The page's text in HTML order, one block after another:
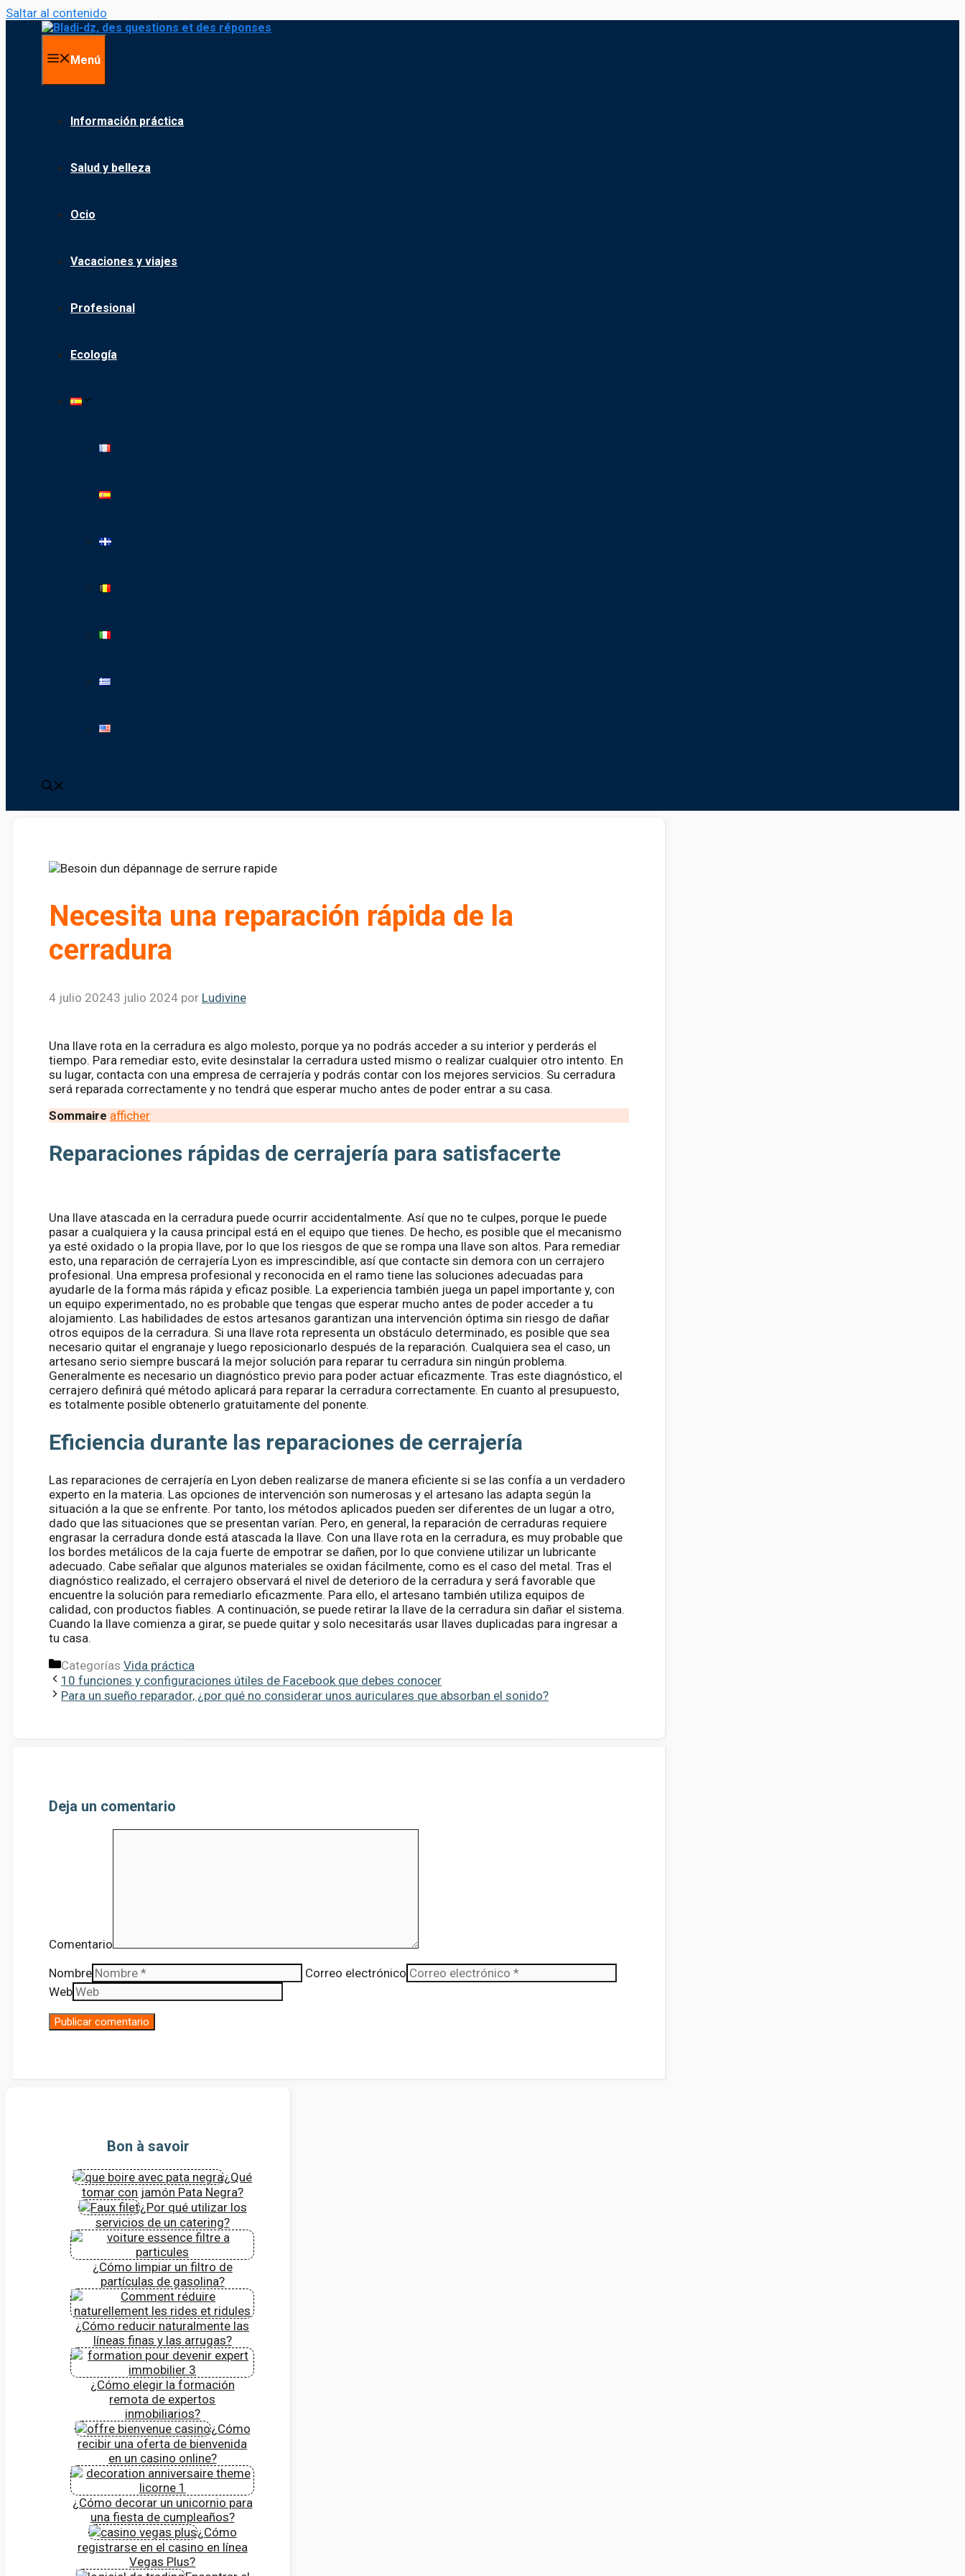
Saltar al contenido
Menú
Información práctica
Salud y belleza
Ocio
Vacaciones y viajes
Profesional
Ecología
Necesita una reparación rápida de la
cerradura
4 julio 20243 julio 2024 por Ludivine
Una llave rota en la cerradura es algo molesto, porque ya no podrás acceder a su interior y perderás el
tiempo. Para remediar esto, evite desinstalar la cerradura usted mismo o realizar cualquier otro intento. En
su lugar, contacta con una empresa de cerrajería y podrás contar con los mejores servicios. Su cerradura
será reparada correctamente y no tendrá que esperar mucho antes de poder entrar a su casa.
Sommaire afficher
Reparaciones rápidas de cerrajería para satisfacerte
Una llave atascada en la cerradura puede ocurrir accidentalmente. Así que no te culpes, porque le puede
pasar a cualquiera y la causa principal está en el equipo que tienes. De hecho, es posible que el mecanismo
ya esté oxidado o la propia llave, por lo que los riesgos de que se rompa una llave son altos. Para remediar
esto, una reparación de cerrajería Lyon es imprescindible, así que contacte sin demora con un cerrajero
profesional. Una empresa profesional y reconocida en el ramo tiene las soluciones adecuadas para
ayudarle de la forma más rápida y eficaz posible. La experiencia también juega un papel importante y, con
un equipo experimentado, no es probable que tengas que esperar mucho antes de poder acceder a tu
alojamiento. Las habilidades de estos artesanos garantizan una intervención óptima sin riesgo de dañar
otros equipos de la cerradura. Si una llave rota representa un obstáculo determinado, es posible que sea
necesario quitar el engranaje y luego reposicionarlo después de la reparación. Cualquiera sea el caso, un
artesano serio siempre buscará la mejor solución para reparar tu cerradura sin ningún problema.
Generalmente es necesario un diagnóstico previo para poder actuar eficazmente. Tras este diagnóstico, el
cerrajero definirá qué método aplicará para reparar la cerradura correctamente. En cuanto al presupuesto,
es totalmente posible obtenerlo gratuitamente del ponente.
Eficiencia durante las reparaciones de cerrajería
Las reparaciones de cerrajería en Lyon deben realizarse de manera eficiente si se las confía a un verdadero
experto en la materia. Las opciones de intervención son numerosas y el artesano las adapta según la
situación a la que se enfrente. Por tanto, los métodos aplicados pueden ser diferentes de un lugar a otro,
dado que las situaciones que se presentan varían. Pero, en general, la reparación de cerraduras requiere
engrasar la cerradura donde está atascada la llave. Con una llave rota en la cerradura, es muy probable que
los bordes metálicos de la caja fuerte de empotrar se dañen, por lo que conviene utilizar un lubricante
adecuado. Cabe señalar que algunos materiales se oxidan fácilmente, como es el caso del metal. Tras el
diagnóstico realizado, el cerrajero observará el nivel de deterioro de la cerradura y será favorable que
encuentre la solución para remediarlo eficazmente. Para ello, el artesano también utiliza equipos de
calidad, con productos fiables. A continuación, se puede retirar la llave de la cerradura sin dañar el sistema.
Cuando la llave comienza a girar, se puede quitar y solo necesitarás usar llaves duplicadas para ingresar a
tu casa.
Categorías Vida práctica
10 funciones y configuraciones útiles de Facebook que debes conocer
Para un sueño reparador, ¿por qué no considerar unos auriculares que absorban el sonido?
Deja un comentario
Comentario
Nombre
Correo electrónico
Web
Bon à savoir
¿Qué
tomar con jamón Pata Negra?
¿Por qué utilizar los
servicios de un catering?
¿Cómo limpiar un filtro de
partículas de gasolina?
¿Cómo reducir naturalmente las
líneas finas y las arrugas?
¿Cómo elegir la formación
remota de expertos
inmobiliarios?
¿Cómo
recibir una oferta de bienvenida
en un casino online?
¿Cómo decorar un unicornio para
una fiesta de cumpleaños?
¿Cómo
registrarse en el casino en línea
Vegas Plus?